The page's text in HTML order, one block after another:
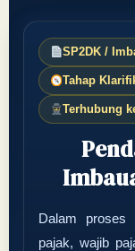
SP2DK /
Tahap
Terhubung
Dalam proses
pajak, wajib